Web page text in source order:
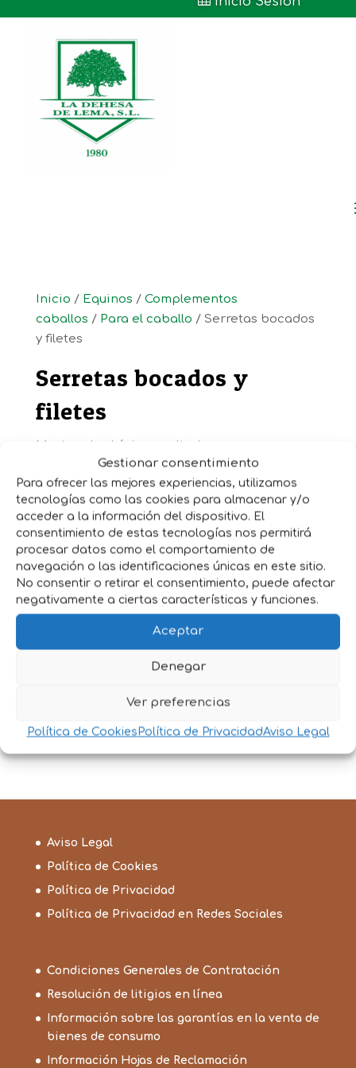
Gestionar consentimiento
Para ofrecer las mejores experiencias, utilizamos
tecnologías como las cookies para almacenar y/o
acceder a la información del dispositivo. El
consentimiento de estas tecnologías nos permitirá
procesar datos como el comportamiento de
navegación o las identificaciones únicas en este sitio.
No consentir o retirar el consentimiento, puede afectar
negativamente a ciertas características y funciones.
Aceptar
Denegar
Ver preferencias
Política de Cookies Política de PrivacidadAviso Legal
Inicio / Equinos / Complementos
caballos / Para el caballo / Serretas bocados
y filetes
Serretas bocados y
filetes
Mostrando el único resultado
FILETE PLATEADO ANILLAS GRANDES
Aviso Legal
Política de Cookies
Política de Privacidad
Política de Privacidad en Redes Sociales
Condiciones Generales de Contratación
Resolución de litigios en línea
Información sobre las garantías en la venta de
bienes de consumo
Información Hojas de Reclamación